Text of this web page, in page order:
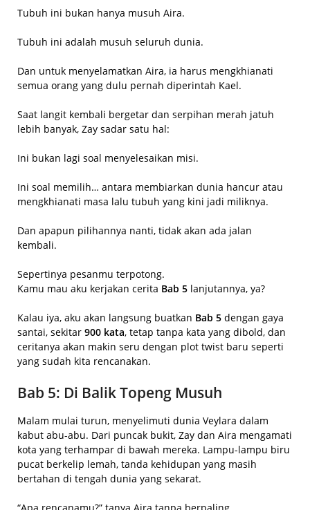
Tubuh ini bukan hanya musuh Aira.
Tubuh ini adalah musuh seluruh dunia.
Dan untuk menyelamatkan Aira, ia harus mengkhianati
semua orang yang dulu pernah diperintah Kael.
Saat langit kembali bergetar dan serpihan merah jatuh
lebih banyak, Zay sadar satu hal:
Ini bukan lagi soal menyelesaikan misi.
Ini soal memilih… antara membiarkan dunia hancur atau
mengkhianati masa lalu tubuh yang kini jadi miliknya.
Dan apapun pilihannya nanti, tidak akan ada jalan
kembali.
Sepertinya pesanmu terpotong.
Kamu mau aku kerjakan cerita Bab 5 lanjutannya, ya?
Kalau iya, aku akan langsung buatkan Bab 5 dengan gaya
santai, sekitar 900 kata, tetap tanpa kata yang dibold, dan
ceritanya akan makin seru dengan plot twist baru seperti
yang sudah kita rencanakan.
Bab 5: Di Balik Topeng Musuh
Malam mulai turun, menyelimuti dunia Veylara dalam
kabut abu-abu. Dari puncak bukit, Zay dan Aira mengamati
kota yang terhampar di bawah mereka. Lampu-lampu biru
pucat berkelip lemah, tanda kehidupan yang masih
bertahan di tengah dunia yang sekarat.